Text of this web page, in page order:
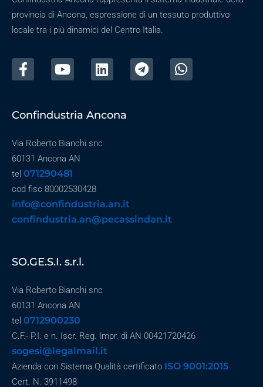
provincia di Ancona, espressione di un tessuto produttivo
locale tra i più dinamici del Centro Italia.
Confindustria Ancona
Via Roberto Bianchi snc
60131 Ancona AN
tel 071290481
cod fisc 80002530428
info@confindustria.an.it
confindustria.an@pecassindan.it
SO.GE.S.I. s.r.l.
Via Roberto Bianchi snc
60131 Ancona AN
tel 0712900230
C.F.- P.I. e n. Iscr. Reg. Impr. di AN 00421720426
sogesi@legalmail.it
Azienda con Sistema Qualità certificato ISO 9001:2015
Cert. N. 3911498